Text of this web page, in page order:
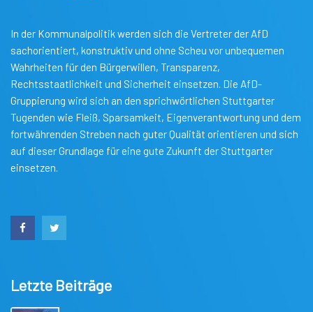
In der Kommunalpolitik werden sich die Vertreter der AfD
sachorientiert, konstruktiv und ohne Scheu vor unbequemen
Wahrheiten für den Bürgerwillen, Transparenz,
Rechtsstaatlichkeit und Sicherheit einsetzen. Die AfD-
Gruppierung wird sich an den sprichwörtlichen Stuttgarter
Tugenden wie Fleiß, Sparsamkeit, Eigenverantwortung und dem
fortwährenden Streben nach guter Qualität orientieren und sich
auf dieser Grundlage für eine gute Zukunft der Stuttgarter
einsetzen.
Letzte Beiträge